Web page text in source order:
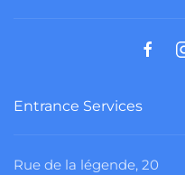
Entrance Services
Rue de la légende, 20